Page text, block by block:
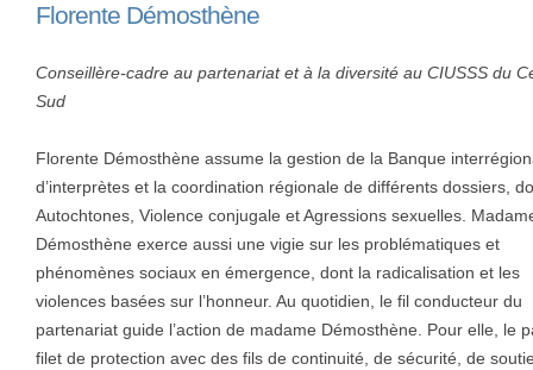
Florente Démosthène
Conseillère-cadre au partenariat et à la diversité au CIUSSS du
Sud
Florente Démosthène assume la gestion de la Banque
d’interprètes et la coordination régionale de différents dossiers,
Autochtones, Violence conjugale et Agressions sexuelles.
Démosthène exerce aussi une vigie sur les problématiques et
phénomènes sociaux en émergence, dont la radicalisation et les
violences basées sur l’honneur. Au quotidien, le fil conducteur du
partenariat guide l’action de madame Démosthène. Pour elle, le
filet de protection avec des fils de continuité, de sécurité, de